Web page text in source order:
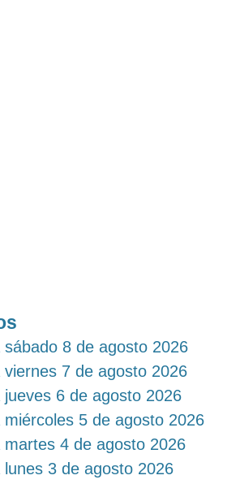
8 de agosto 2026
7 de agosto 2026
6 de agosto 2026
5 de agosto 2026
4 de agosto 2026
3 de agosto 2026